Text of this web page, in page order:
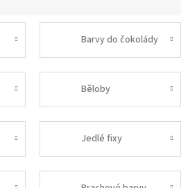
Barvy do čokolády
Běloby
Jedlé fixy